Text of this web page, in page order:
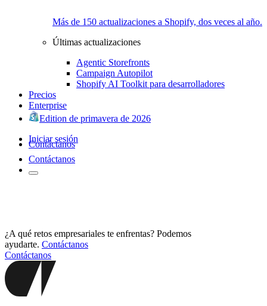
Más de 150 actualizaciones a Shopify, dos veces al año.
Últimas actualizaciones
Agentic Storefronts
Campaign Autopilot
Shopify AI Toolkit para desarrolladores
Precios
Enterprise
Edition de primavera de 2026
Iniciar sesión
Contáctanos
Contáctanos
¿A qué retos empresariales te enfrentas? Podemos
ayudarte. Contáctanos
Contáctanos